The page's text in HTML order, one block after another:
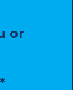
or
*